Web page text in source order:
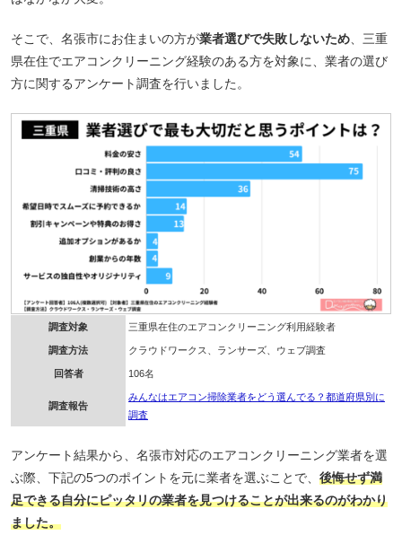
そこで、名張市にお住まいの方が業者選びで失敗しないため 、三重
県在住でエアコンクリーニング経験のある方を対象に、業者の選び
方に関するアンケート調査を行いました。
調査対象 三重県在住のエアコンクリーニング利用経験者
調査方法 クラウドワークス、ランサーズ、ウェブ調査
回答者 106名
調査報告
みんなはエアコン掃除業者をどう選んでる？都道府県別に
調査
アンケート結果から、名張市対応のエアコンクリーニング業者を選
ぶ際、下記の5つのポイントを元に業者を選ぶことで、 後悔せず満
足できる自分にピッタリの業者を見つけることが出来るのがわかり
ました。